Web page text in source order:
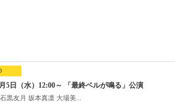
5日（水）12:00～ 「最終ベルが鳴る」公演
黒友月 坂本真凛 大場美...